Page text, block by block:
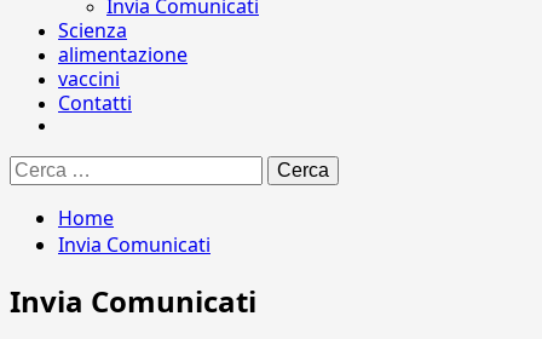
Invia Comunicati
Scienza
alimentazione
vaccini
Contatti
Ricerca
per:
Home
Invia Comunicati
Invia Comunicati